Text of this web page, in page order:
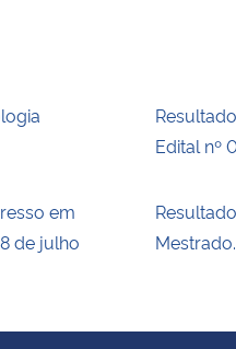
Edital nº
em
de julho
Mestrado.